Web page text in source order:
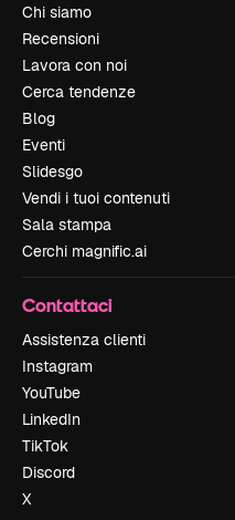
Chi siamo
Recensioni
Lavora con noi
Cerca tendenze
Blog
Eventi
Slidesgo
Vendi i tuoi contenuti
Sala stampa
Cerchi magnific.ai
Contattaci
Assistenza clienti
Instagram
YouTube
LinkedIn
TikTok
Discord
X